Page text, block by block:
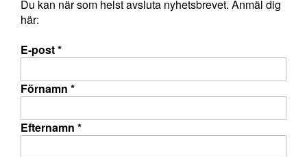
Du kan när som helst avsluta nyhetsbrevet. Anmäl dig
här:
E-post*
Förnamn *
Efternamn *